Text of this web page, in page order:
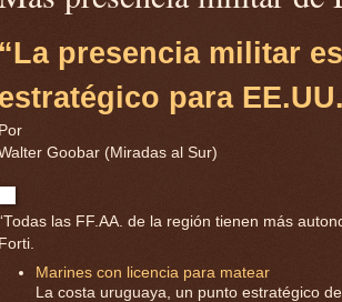
“La presencia militar
estratégico para
Por
Goobar (Miradas al Sur)
las FF.AA. de la región tienen más
Forti.
Marines con licencia para matear
La costa uruguaya, un punto estratégico